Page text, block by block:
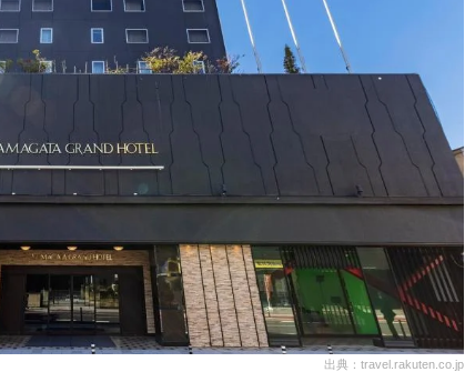
出典：travel.rakuten.co.jp